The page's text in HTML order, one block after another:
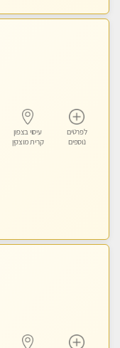
לפרטים
נוספים
עיסוי בצפון
קרית מוצקין